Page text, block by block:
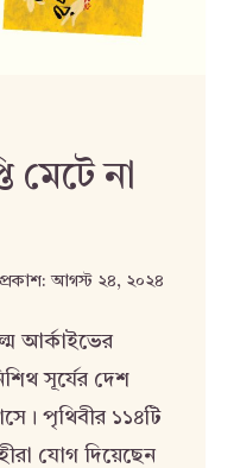
মেটে না
প্রকাশ: আগস্ট ২৪, ২০২৪
আর্কাইভের
সূর্যের দেশ
পৃথিবীর ১১৪টি
যোগ দিয়েছেন